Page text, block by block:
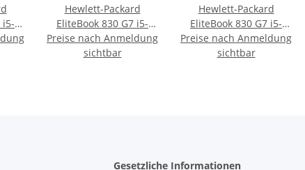
i5-
Hewlett-Packard
EliteBook 830 G7 i5-
10310U 1TB/16GB
QWERTZ Win11 Pro
Preise nach Anmeldung
sichtbar
Hewlett-Packard
EliteBook 830 G7 i5-
10310U 1TB/16GB
QWERTZ Win11 Pro
Preise nach Anmeldung
sichtbar
Gesetzliche Informationen